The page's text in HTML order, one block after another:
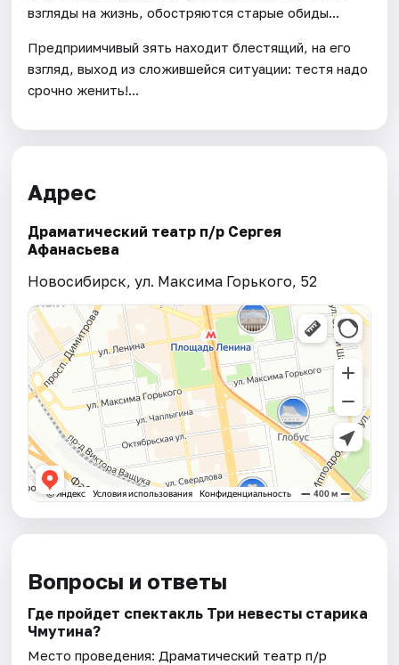
взгляды на жизнь, обостряются старые обиды...
Предприимчивый зять находит блестящий, на его
взгляд, выход из сложившейся ситуации: тестя надо
срочно женить!...
Адрес
Драматический театр п/р Сергея
Афанасьева
Новосибирск, ул. Максима Горького, 52
Вопросы и ответы
Где пройдет спектакль Три невесты старика
Чмутина?
Место проведения: Драматический театр п/р